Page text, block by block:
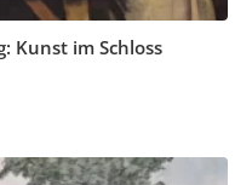
Kunst im Schloss